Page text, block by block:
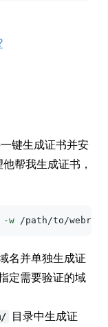
键生成证书并安
帮我生成证书，
-w /path/to/
名并单独生成证
定需要验证的域
目录中生成证